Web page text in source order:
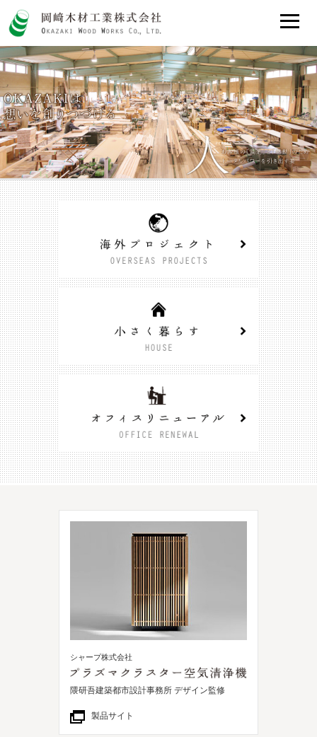
シャープ株式会社
隈研吾建築都市設計事務所 デザイン監修
製品サイト